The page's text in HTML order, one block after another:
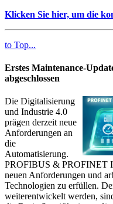
Klicken Sie hier, um die
to Top...
Erstes Maintenance-
abgeschlossen
Die Digitalisierung
und Industrie 4.0
prägen derzeit neue
Anforderungen an
die
Automatisierung.
PROFIBUS & PROFINET
neuen Anforderungen und
Technologien zu erfüllen.
weiterentwickelt werden,